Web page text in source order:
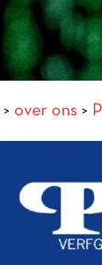
> over ons >